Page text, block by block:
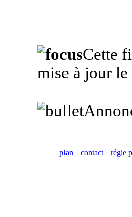
Cette
mise à jour
plan contact régie